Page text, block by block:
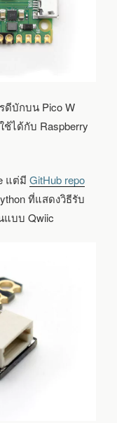
ดีบักบน Pico W
ได้กับ Raspberry
แต่มี GitHub repo
ที่แสดงวิธีรับ
บบ Qwiic